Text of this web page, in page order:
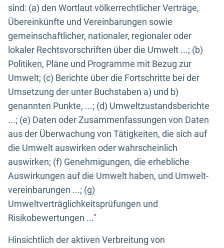
sind: (a) den Wortlaut völkerrechtlicher Verträge,
Übereinkünfte und Vereinbarungen sowie
gemeinschaftlicher, nationaler, regionaler oder
lokaler Rechtsvorschriften über die Umwelt ...; (b)
Politiken, Pläne und Programme mit Bezug zur
Umwelt; (c) Berichte über die Fortschritte bei der
Umsetzung der unter Buchstaben a) und b)
genannten Punkte, ...; (d) Umweltzustandsberichte
...; (e) Daten oder Zusammenfassungen von Daten
aus der Überwachung von Tätigkeiten, die sich auf
die Umwelt auswirken oder wahrscheinlich
auswirken; (f) Genehmigungen, die erhebliche
Auswirkungen auf die Umwelt haben, und Umwelt-
vereinbarungen ...; (g)
Umweltverträglichkeitsprüfungen und
Risikobewertungen ..."
Hinsichtlich der aktiven Verbreitung von